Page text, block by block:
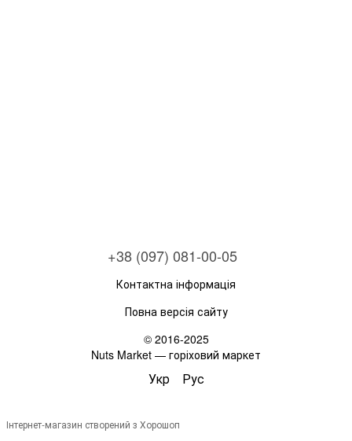
+38 (097) 081-00-05
Контактна інформація
Повна версія сайту
© 2016-2025
Nuts Market — горіховий маркет
Укр Рус
Інтернет-магазин створений з Хорошоп